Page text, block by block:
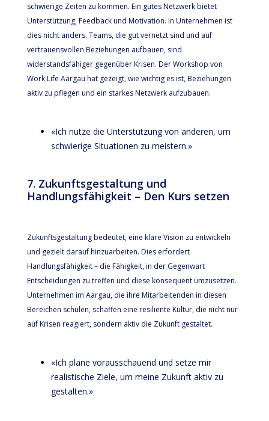
schwierige Zeiten zu kommen. Ein gutes Netzwerk bietet
Unterstützung, Feedback und Motivation. In Unternehmen ist
dies nicht anders. Teams, die gut vernetzt sind und auf
vertrauensvollen Beziehungen aufbauen, sind
widerstandsfähiger gegenüber Krisen. Der Workshop von
Work Life Aargau hat gezeigt, wie wichtig es ist, Beziehungen
aktiv zu pflegen und ein starkes Netzwerk aufzubauen.
«Ich nutze die Unterstützung von anderen, um
schwierige Situationen zu meistern.»
7. Zukunftsgestaltung und
Handlungsfähigkeit – Den Kurs setzen
Zukunftsgestaltung bedeutet, eine klare Vision zu entwickeln
und gezielt darauf hinzuarbeiten. Dies erfordert
Handlungsfähigkeit – die Fähigkeit, in der Gegenwart
Entscheidungen zu treffen und diese konsequent umzusetzen.
Unternehmen im Aargau, die ihre Mitarbeitenden in diesen
Bereichen schulen, schaffen eine resiliente Kultur, die nicht nur
auf Krisen reagiert, sondern aktiv die Zukunft gestaltet.
«Ich plane vorausschauend und setze mir
realistische Ziele, um meine Zukunft aktiv zu
gestalten.»